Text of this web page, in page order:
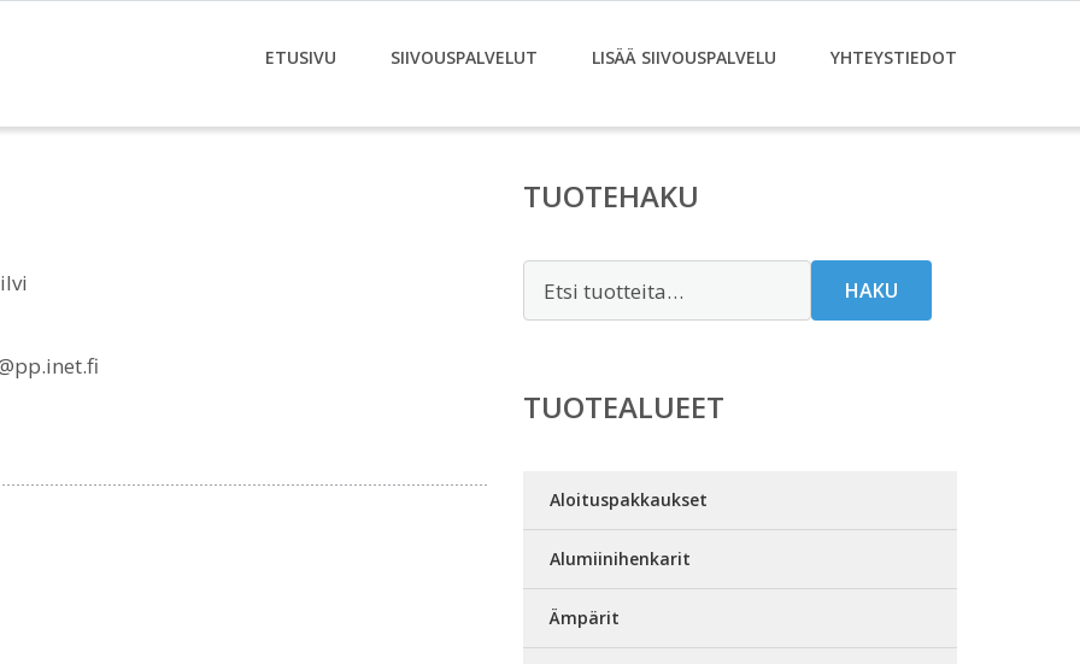
ETUSIVU SIIVOUSPALVELUT LISÄÄ SIIVOUSPALVELU YHTEYSTIEDOT
TUOTEHAKU
HAKU
TUOTEALUEET
Aloituspakkaukset
Alumiinihenkarit
Ämpärit